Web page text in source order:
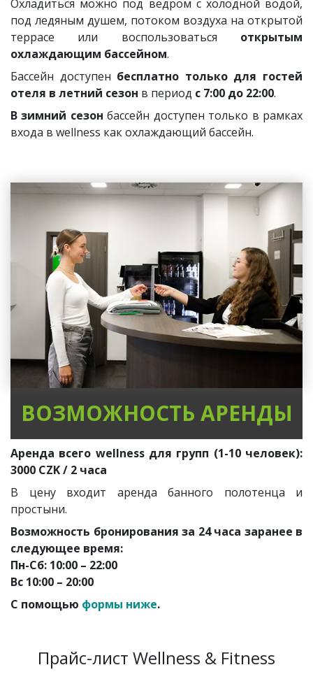
Охладиться можно под ведром с холодной водой,
под ледяным душем, потоком воздуха на открытой
террасе или воспользоваться открытым
охлаждающим бассейном.
Бассейн доступен бесплатно только для гостей
отеля в летний сезон в период с 7:00 до 22:00.
В зимний сезон бассейн доступен только в рамках
входа в wellness как охлаждающий бассейн.
ВОЗМОЖНОСТЬ АРЕНДЫ
Аренда всего wellness для групп (1-10 человек):
3000 CZK / 2 часа
В цену входит аренда банного полотенца и
простыни.
Возможность бронирования за 24 часа заранее в
следующее время:
Пн-Сб: 10:00 – 22:00
Вс 10:00 – 20:00
С помощью формы ниже.
Прайс-лист Wellness & Fitness